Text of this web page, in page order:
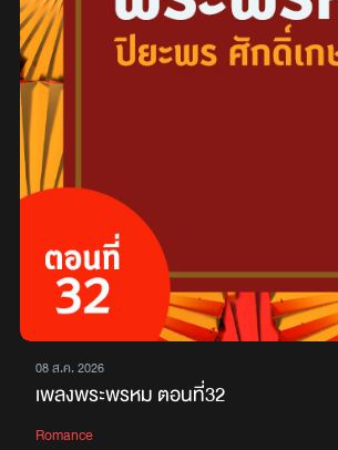
08 ส.ค. 2026
เพลงพระพรหม ตอนที่32
Romance